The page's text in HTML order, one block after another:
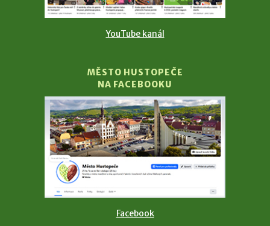
YouTube kanál
MĚSTO HUSTOPEČE
NA FACEBOOKU
Facebook